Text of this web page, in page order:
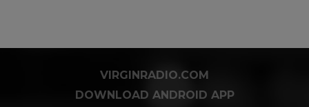
VIRGINRADIO.COM
DOWNLOAD ANDROID APP